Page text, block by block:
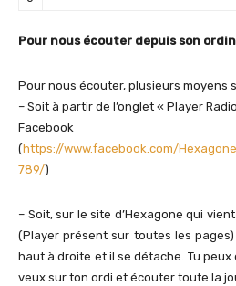
Pour nous écouter depuis son
Pour nous écouter, plusieurs moyens
– Soit à partir de l’onglet « Player
Facebook
(https://www.facebook.com/
789/)
– Soit, sur le site d’Hexagone qui
(Player présent sur toutes les
haut à droite et il se détache. Tu
veux sur ton ordi et écouter toute la